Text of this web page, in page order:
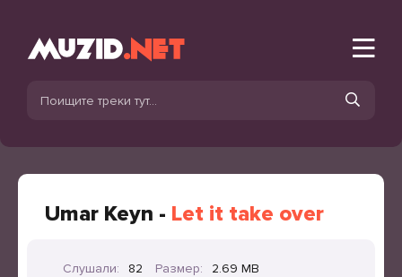
Umar Keyn - Let it take over
Слушали: 82 Размер:
2.69 MB